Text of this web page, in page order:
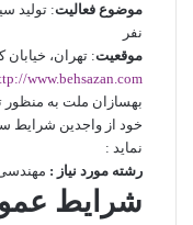
موضوع فعاليت: تولید
نفر
موقعيت: تهران، خیابان
www.behsazan.com
بهسازان ملت به منظور
خود از واجدین شرایط
نماید :
رشته مورد نیاز : مهندسی
شرايط